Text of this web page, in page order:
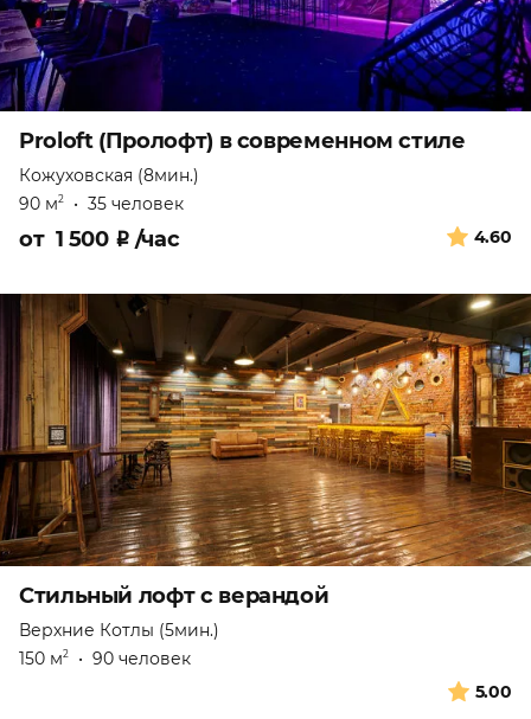
Proloft (Пролофт) в современном стиле
Кожуховская (8мин.)
90 м2 • 35 человек
4.60
от 1 500 ₽ /час
Стильный лофт с верандой
Верхние Котлы (5мин.)
150 м2 • 90 человек
5.00